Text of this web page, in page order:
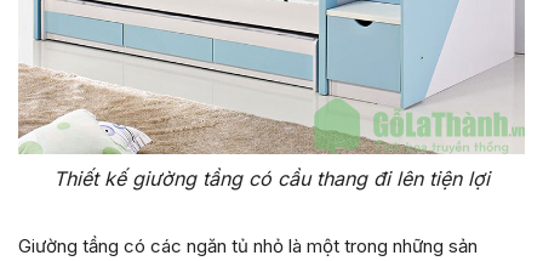
Thiết kế giường tầng có cầu thang đi lên tiện lợi
Giường tầng có các ngăn tủ nhỏ là một trong những sản